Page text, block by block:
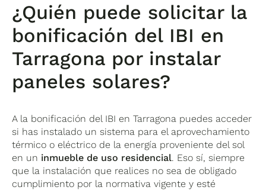
¿Quién puede solicitar la
bonificación del IBI en
Tarragona por instalar
paneles solares?
A la bonificación del IBI en Tarragona puedes acceder
si has instalado un sistema para el aprovechamiento
térmico o eléctrico de la energía proveniente del sol
en un inmueble de uso residencial. Eso sí, siempre
que la instalación que realices no sea de obligado
cumplimiento por la normativa vigente y esté